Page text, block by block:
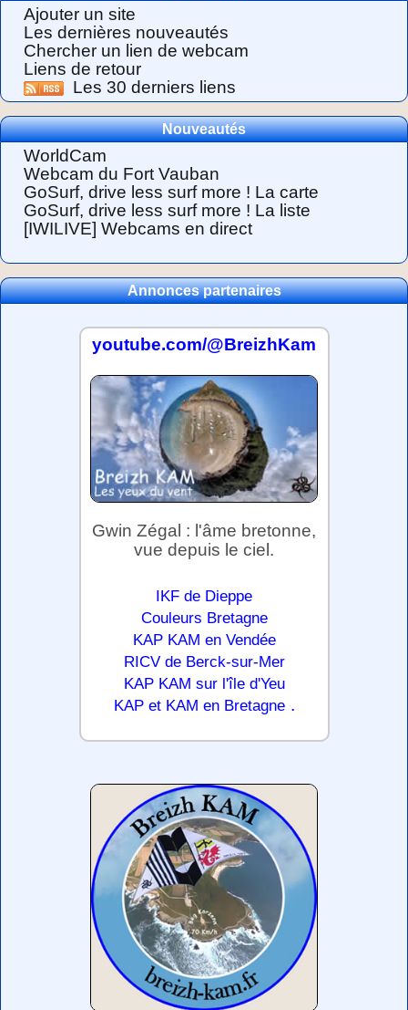
Ajouter un site
Les dernières nouveautés
Chercher un lien de webcam
Liens de retour
Les 30 derniers liens
Nouveautés
WorldCam
Webcam du Fort Vauban
GoSurf, drive less surf more ! La carte
GoSurf, drive less surf more ! La liste
[IWILIVE] Webcams en direct
Annonces partenaires
youtube.com/@BreizhKam
Gwin Zégal : l'âme bretonne,
vue depuis le ciel.
IKF de Dieppe
Couleurs Bretagne
KAP KAM en Vendée
RICV de Berck-sur-Mer
KAP KAM sur l'île d'Yeu
KAP et KAM en Bretagne .